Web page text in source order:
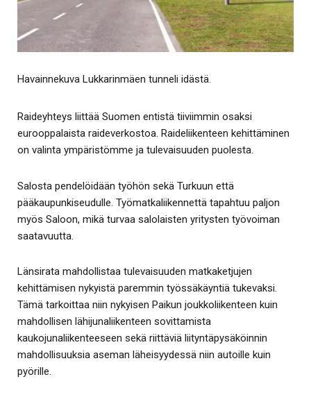
Havainnekuva Lukkarinmäen tunneli idästä.
Raideyhteys liittää Suomen entistä tiiviimmin osaksi
eurooppalaista raideverkostoa. Raideliikenteen kehittäminen
on valinta ympäristömme ja tulevaisuuden puolesta.
Salosta pendelöidään työhön sekä Turkuun että
pääkaupunkiseudulle. Työmatkaliikennettä tapahtuu paljon
myös Saloon, mikä turvaa salolaisten yritysten työvoiman
saatavuutta.
Länsirata mahdollistaa tulevaisuuden matkaketjujen
kehittämisen nykyistä paremmin työssäkäyntiä tukevaksi.
Tämä tarkoittaa niin nykyisen Paikun joukkoliikenteen kuin
mahdollisen lähijunaliikenteen sovittamista
kaukojunaliikenteeseen sekä riittäviä liityntäpysäköinnin
mahdollisuuksia aseman läheisyydessä niin autoille kuin
pyörille.